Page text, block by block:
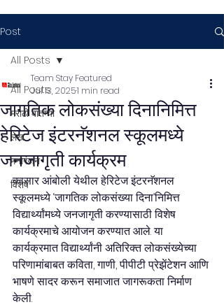
Post
All Posts
मराठी बातम्या
लेख
मनोरंजन
विशेष
All Posts
जागतिक लोकसंख्या दिनानिमित्त
हेरिटेज इंटरनॅशनल स्कूलमध्ये
जनजागृती कार्यक्रम
Team Stay Featured
Jul 13, 20251 min read
कासार आंबोली येथील हेरिटेज इंटरनॅशनल
स्कूलमध्ये ‘जागतिक लोकसंख्या दिना’निमित्त
विद्यार्थ्यांमध्ये जनजागृती करण्यासाठी विशेष
कार्यक्रमाचे आयोजन करण्यात आले. या
कार्यक्रमात विद्यार्थ्यांनी अतिरिक्त लोकसंख्येच्या
परिणामांबाबत कविता, गाणी, पीपीटी प्रेझेंटेशन आणि
भाषणे सादर करून समाजात जागरूकता निर्माण
केली.